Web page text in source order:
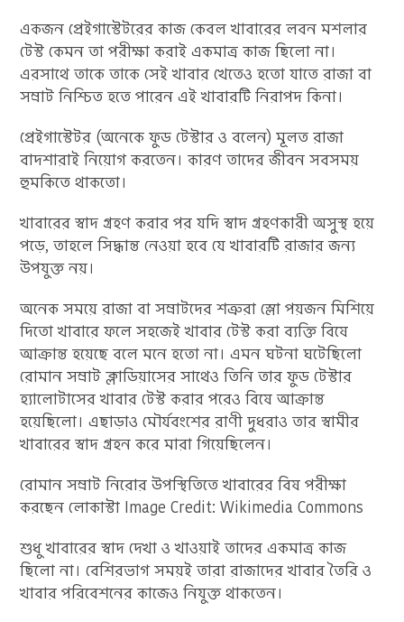
একজন প্রেইগাস্টেটরের কাজ কেবল খাবারের লবন মশলার
টেস্ট কেমন তা পরীক্ষা করাই একমাত্র কাজ ছিলো না।
এরসাথে তাকে তাকে সেই খাবার খেতেও হতো যাতে রাজা বা
সম্রাট নিশ্চিত হতে পারেন এই খাবারটি নিরাপদ কিনা।
প্রেইগাস্টেটর (অনেকে ফুড টেস্টার ও বলেন) মূলত রাজা
বাদশারাই নিয়োগ করতেন। কারণ তাদের জীবন সবসময়
হুমকিতে থাকতো।
খাবারের স্বাদ গ্রহণ করার পর যদি স্বাদ গ্রহণকারী অসুস্থ হয়ে
পড়ে, তাহলে সিদ্ধান্ত নেওয়া হবে যে খাবারটি রাজার জন্য
উপযুক্ত নয়।
অনেক সময়ে রাজা বা সম্রাটদের শত্রুরা স্লো পয়জন মিশিয়ে
দিতো খাবারে ফলে সহজেই খাবার টেস্ট করা ব্যক্তি বিষে
আক্রান্ত হয়েছে বলে মনে হতো না। এমন ঘটনা ঘটেছিলো
রোমান সম্রাট ক্লাডিয়াসের সাথেও তিনি তার ফুড টেস্টার
হ্যালোটাসের খাবার টেস্ট করার পরেও বিষে আক্রান্ত
হয়েছিলো। এছাড়াও মৌর্যবংশের রাণী দুধরাও তার স্বামীর
খাবারের স্বাদ গ্রহন করে মারা গিয়েছিলেন।
রোমান সম্রাট নিরোর উপস্থিতিতে খাবারের বিষ পরীক্ষা
করছেন লোকাস্টা Image Credit: Wikimedia Commons
শুধু খাবারের স্বাদ দেখা ও খাওয়াই তাদের একমাত্র কাজ
ছিলো না। বেশিরভাগ সময়ই তারা রাজাদের খাবার তৈরি ও
খাবার পরিবেশনের কাজেও নিযুক্ত থাকতেন।